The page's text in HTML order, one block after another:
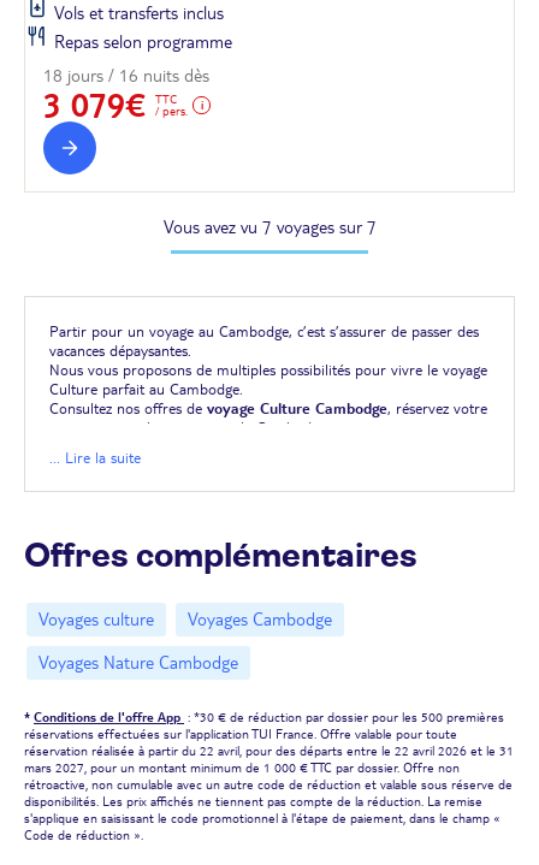
Vols et transferts inclus
Repas selon programme
18 jours / 16 nuits dès
3 079€
TTC
/ pers.
Vous avez vu 7 voyages sur 7
Partir pour un voyage au Cambodge, c’est s’assurer de passer des
vacances dépaysantes.
Nous vous proposons de multiples possibilités pour vivre le voyage
Culture parfait au Cambodge.
Consultez nos offres de voyage Culture Cambodge, réservez votre
voyage et envolez-vous pour le Cambodge.
... Lire la suite
Offres complémentaires
Voyages culture
Voyages Cambodge
Voyages Nature Cambodge
* Conditions de l'offre App : *30 € de réduction par dossier pour les 500 premières
réservations effectuées sur l'application TUI France. Offre valable pour toute
réservation réalisée à partir du 22 avril, pour des départs entre le 22 avril 2026 et le 31
mars 2027, pour un montant minimum de 1 000 € TTC par dossier. Offre non
rétroactive, non cumulable avec un autre code de réduction et valable sous réserve de
disponibilités. Les prix affichés ne tiennent pas compte de la réduction. La remise
s'applique en saisissant le code promotionnel à l'étape de paiement, dans le champ «
Code de réduction ».